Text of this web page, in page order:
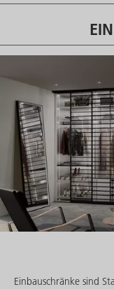
Einbauschränke sind